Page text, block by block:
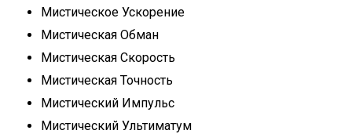
Мистическое Ускорение
Мистическая Обман
Мистическая Скорость
Мистическая Точность
Мистический Импульс
Мистический Ультиматум